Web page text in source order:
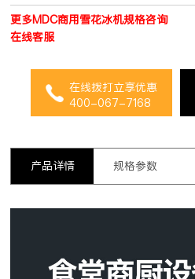
更多MDC商用雪花冰机规格咨询
在线客服
在线拨打立享优惠
400-067-7168
产品详情 规格参数